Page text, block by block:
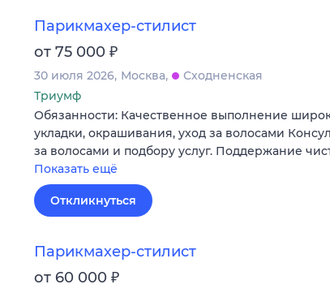
Парикмахер-стилист
от 75 000 ₽
30 июля 2026 Москва
Сходненская
Триумф
Обязанности: Качественное выполнение
укладки, окрашивания, уход за волосами
за волосами и подбору услуг. Поддержание
Показать ещё
Откликнуться
Парикмахер-стилист
от 60 000 ₽